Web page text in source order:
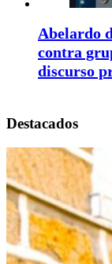
Abelardo
contra
discurso
Destacados